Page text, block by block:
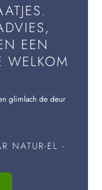
EEN
WELKOM
glimlach de deur
NATUR-EL -